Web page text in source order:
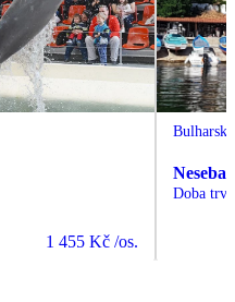
1 455 Kč /os.
Bulharsko
Doba